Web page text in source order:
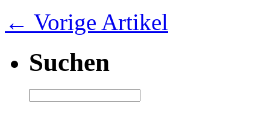
← Vorige Artikel
Suchen